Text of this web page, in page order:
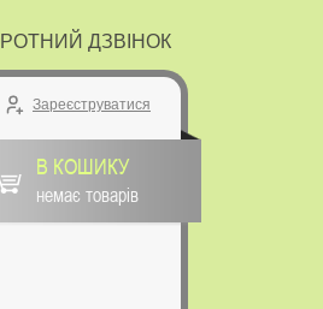
ДЗВІНОК
Зареєструватися
В КОШИКУ
немає товарів